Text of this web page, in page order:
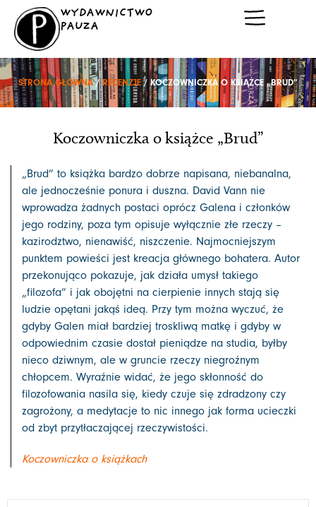
Przejdź
treści
WYDAWNICTWO
PAUZA
STRONA GŁÓWNA/RECENZJE/ KOCZOWNICZKA O KSIĄŻCE „BRUD”
Koczowniczka o książce „Brud”
„Brud” to książka bardzo dobrze napisana, niebanalna,
ale jednocześnie ponura i duszna. David Vann nie
wprowadza żadnych postaci oprócz Galena i członków
jego rodziny, poza tym opisuje wyłącznie złe rzeczy –
kazirodztwo, nienawiść, niszczenie. Najmocniejszym
punktem powieści jest kreacja głównego bohatera. Autor
przekonująco pokazuje, jak działa umysł takiego
„filozofa” i jak obojętni na cierpienie innych stają się
ludzie opętani jakąś ideą. Przy tym można wyczuć, że
gdyby Galen miał bardziej troskliwą matkę i gdyby w
odpowiednim czasie dostał pieniądze na studia, byłby
nieco dziwnym, ale w gruncie rzeczy niegroźnym
chłopcem. Wyraźnie widać, że jego skłonność do
filozofowania nasila się, kiedy czuje się zdradzony czy
zagrożony, a medytacje to nic innego jak forma ucieczki
od zbyt przytłaczającej rzeczywistości.
Koczowniczka o książkach